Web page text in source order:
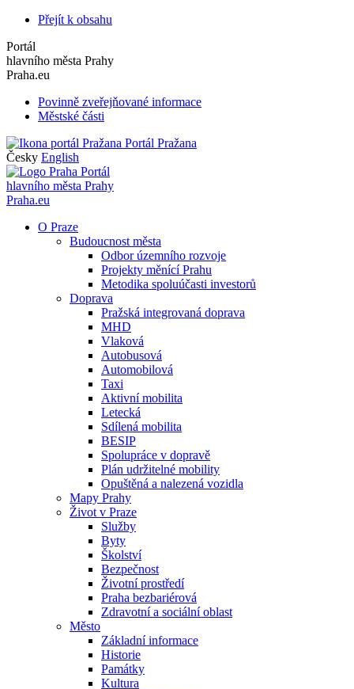
Přejít k obsahu
Portál
hlavního města Prahy
Praha.eu
Povinně zveřejňované informace
Městské části
Portál Pražana
Česky English
Portál
hlavního města Prahy
Praha.eu
O Praze
Budoucnost města
Odbor územního rozvoje
Projekty měnící Prahu
Metodika spoluúčasti investorů
Doprava
Pražská integrovaná doprava
MHD
Vlaková
Autobusová
Automobilová
Taxi
Aktivní mobilita
Letecká
Sdílená mobilita
BESIP
Spolupráce v dopravě
Plán udržitelné mobility
Opuštěná a nalezená vozidla
Mapy Prahy
Život v Praze
Služby
Byty
Školství
Bezpečnost
Životní prostředí
Praha bezbariérová
Zdravotní a sociální oblast
Město
Základní informace
Historie
Památky
Kultura